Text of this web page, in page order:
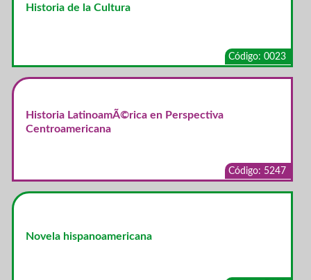
Historia de la Cultura
Código: 0023
Historia LatinoamÃ©rica en Perspectiva
Centroamericana
Código: 5247
Novela hispanoamericana